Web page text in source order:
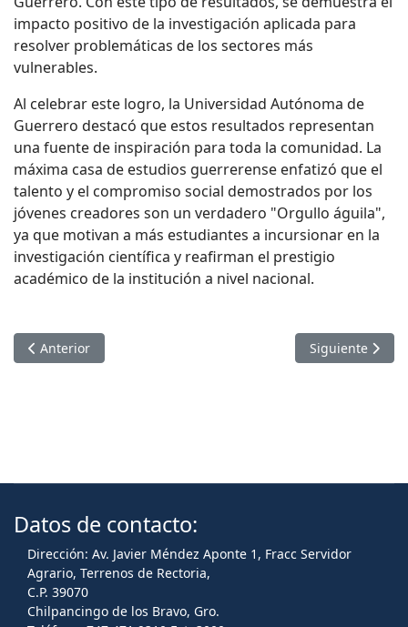
impacto positivo de la investigación aplicada para
resolver problemáticas de los sectores más
vulnerables.
Al celebrar este logro, la Universidad Autónoma de
Guerrero destacó que estos resultados representan
una fuente de inspiración para toda la comunidad. La
máxima casa de estudios guerrerense enfatizó que el
talento y el compromiso social demostrados por los
jóvenes creadores son un verdadero "Orgullo águila",
ya que motivan a más estudiantes a incursionar en la
investigación científica y reafirman el prestigio
académico de la institución a nivel nacional.
Artículo anterior: EGRESA LA PRIMERA GENERACIÓN DE LA
Anterior Artículo
Siguiente
Datos de contacto:
Dirección: Av. Javier Méndez Aponte 1, Fracc Servidor
Agrario, Terrenos de Rectoria,
C.P. 39070
Chilpancingo de los Bravo, Gro.